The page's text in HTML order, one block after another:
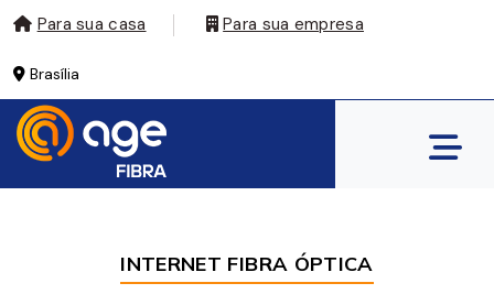
Para sua casa Para sua empresa
Brasília
INTERNET FIBRA ÓPTICA